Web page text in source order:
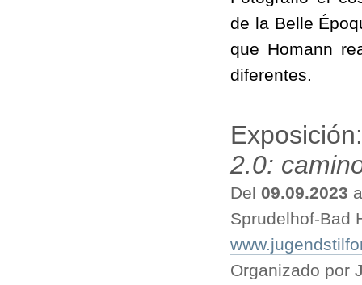
de la Belle
que Homann
diferentes.
2.0:
Del 09.09.2023
Sprudelhof-Bad
Organizado por